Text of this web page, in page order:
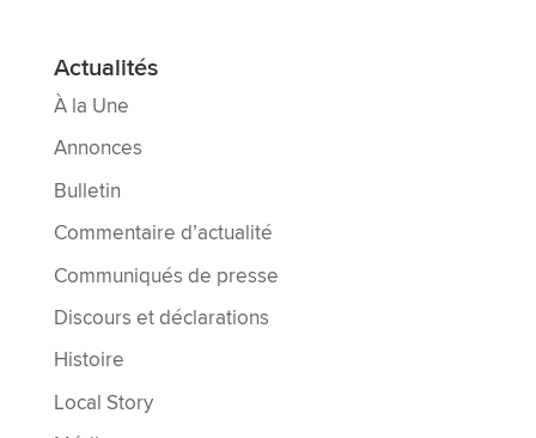
Actualités
À la Une
Annonces
Bulletin
Commentaire d’actualité
Communiqués de presse
Discours et déclarations
Histoire
Local Story